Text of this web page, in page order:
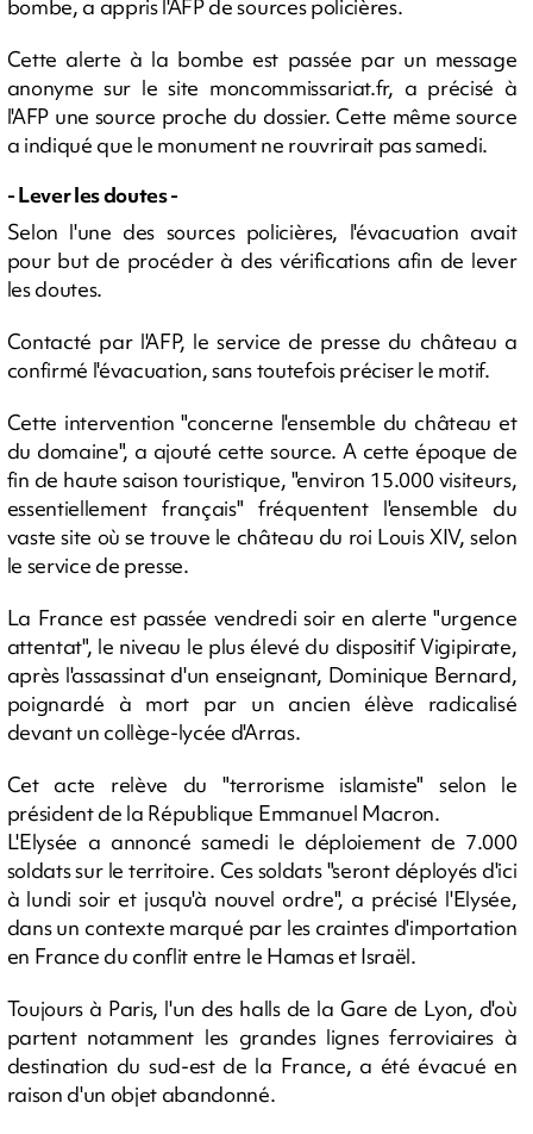
bombe, a appris l'AFP de sources policières.
Cette alerte à la bombe est passée par un message
anonyme sur le site moncommissariat.fr, a précisé à
l'AFP une source proche du dossier. Cette même source
a indiqué que le monument ne rouvrirait pas samedi.
- Lever les doutes -
Selon l'une des sources policières, l'évacuation avait
pour but de procéder à des vérifications afin de lever
les doutes.
Contacté par l'AFP, le service de presse du château a
confirmé l'évacuation, sans toutefois préciser le motif.
Cette intervention "concerne l'ensemble du château et
du domaine", a ajouté cette source. A cette époque de
fin de haute saison touristique, "environ 15.000 visiteurs,
essentiellement français" fréquentent l'ensemble du
vaste site où se trouve le château du roi Louis XIV, selon
le service de presse.
La France est passée vendredi soir en alerte "urgence
attentat", le niveau le plus élevé du dispositif Vigipirate,
après l'assassinat d'un enseignant, Dominique Bernard,
poignardé à mort par un ancien élève radicalisé
devant un collège-lycée d'Arras.
Cet acte relève du "terrorisme islamiste" selon le
président de la République Emmanuel Macron.
L'Elysée a annoncé samedi le déploiement de 7.000
soldats sur le territoire. Ces soldats "seront déployés d'ici
à lundi soir et jusqu'à nouvel ordre", a précisé l'Elysée,
dans un contexte marqué par les craintes d'importation
en France du conflit entre le Hamas et Israël.
Toujours à Paris, l'un des halls de la Gare de Lyon, d'où
partent notamment les grandes lignes ferroviaires à
destination du sud-est de la France, a été évacué en
raison d'un objet abandonné.